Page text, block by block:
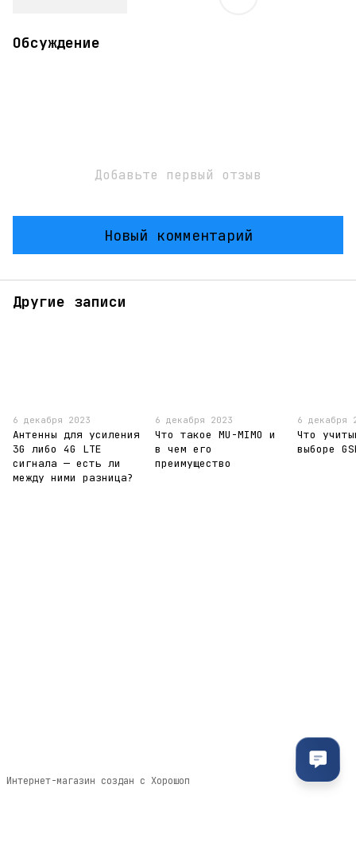
Обсуждение
Добавьте первый отзыв
Новый комментарий
Другие записи
6 декабря 2023
Антенны для усиления
3G либо 4G LTE
сигнала — есть ли
между ними разница?
6 декабря 2023
Что такое MU-MIMO и
в чем его
преимущество
6 декабря
Что
выборе
Интернет-магазин создан с Хорошоп